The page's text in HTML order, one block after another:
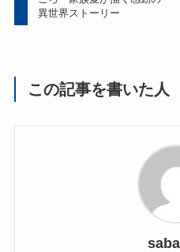
異世界ストーリー
この記事を書いた人